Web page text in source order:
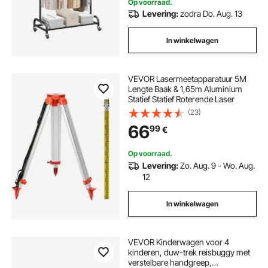
Op voorraad.
Levering:zodra Do. Aug. 13
In winkelwagen
VEVOR Lasermeetapparatuur 5M
Lengte Baak & 1,65m Aluminium
Statief Statief Roterende Laser
(23)
6699€
Op voorraad.
Levering:Zo. Aug. 9 - Wo. Aug.
12
In winkelwagen
VEVOR Kinderwagen voor 4
kinderen, duw-trek reisbuggy met
verstelbare handgreep,